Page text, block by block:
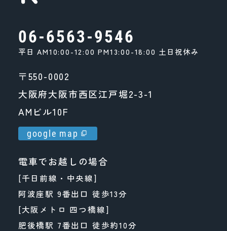
06-6563-9546
平日 AM10:00-12:00 PM13:00-18:00 土日祝休み
〒550-0002
大阪府大阪市西区江戸堀2-3-1
AMビル10F
google map
電車でお越しの場合
[千日前線・中央線]
阿波座駅 9番出口 徒歩13分
[大阪メトロ 四つ橋線]
肥後橋駅 7番出口 徒歩約10分